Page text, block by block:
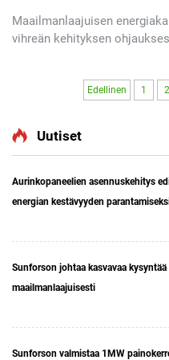
Maailmanlaajuisen
vihreän kehityksen
yhteensovittamisessa.
Edellinen 1 2
Uutiset
Aurinkopaneelien asennuskehitys
energian kestävyyden
Sunforson johtaa kasvavaa
maailmanlaajuisesti
Sunforson valmistaa 1MW